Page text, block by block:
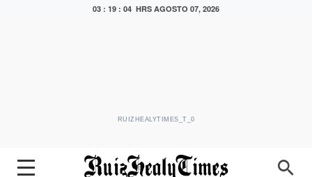
03 : 19 : 06 HRS AGOSTO 07, 2026
RUIZHEALYTIMES_T_0